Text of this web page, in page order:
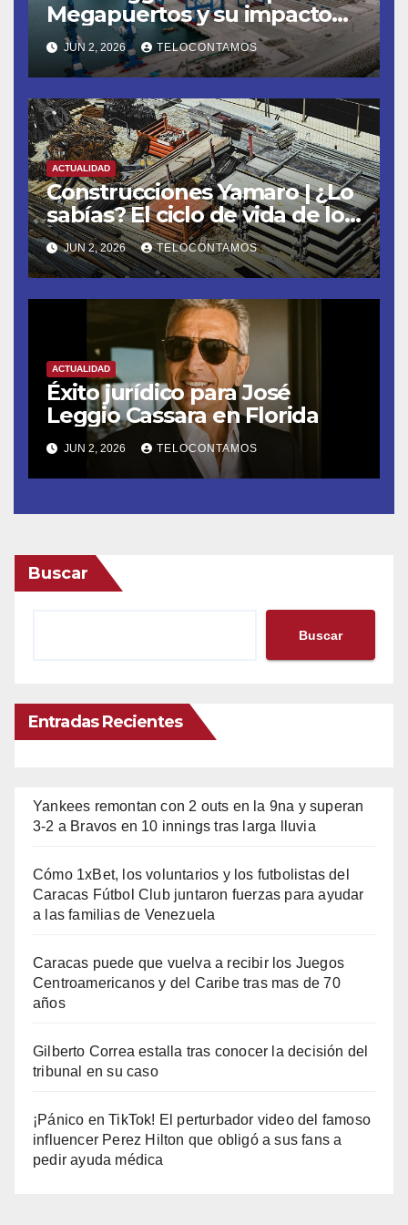
Megapuertos y su impacto
en el turismo y el comercio
global
JUN 2, 2026 TELOCONTAMOS
ACTUALIDAD
Construcciones Yamaro | ¿Lo
sabías? El ciclo de vida de los
materiales de construcción
revoluciona eficiencia en
proyectos modernos
JUN 2, 2026 TELOCONTAMOS
ACTUALIDAD
Éxito jurídico para José
Leggio Cassara en Florida
JUN 2, 2026 TELOCONTAMOS
Buscar
Buscar
Entradas Recientes
Yankees remontan con 2 outs en la 9na y superan
3-2 a Bravos en 10 innings tras larga lluvia
Cómo 1xBet, los voluntarios y los futbolistas del
Caracas Fútbol Club juntaron fuerzas para ayudar
a las familias de Venezuela
Caracas puede que vuelva a recibir los Juegos
Centroamericanos y del Caribe tras mas de 70
años
Gilberto Correa estalla tras conocer la decisión del
tribunal en su caso
¡Pánico en TikTok! El perturbador video del famoso
influencer Perez Hilton que obligó a sus fans a
pedir ayuda médica